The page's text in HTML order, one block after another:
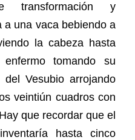
transformación y
a una vaca bebiendo a
la cabeza hasta
tomando su
Vesubio arrojando
veintiún cuadros con
que recordar que el
hasta cinco